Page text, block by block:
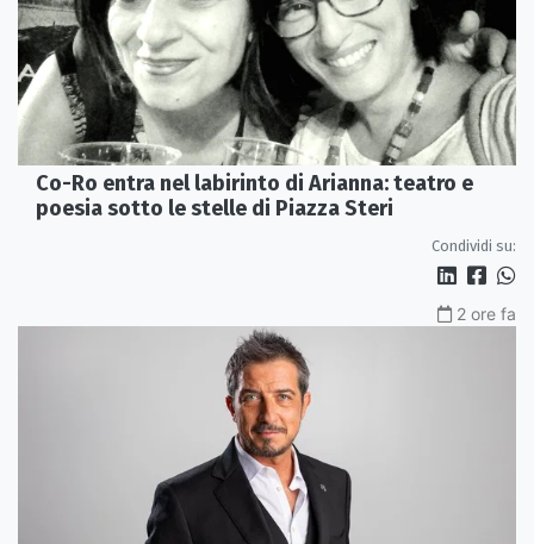
Co-Ro entra nel labirinto di Arianna: teatro e
poesia sotto le stelle di Piazza Steri
Condividi su:
2 ore fa